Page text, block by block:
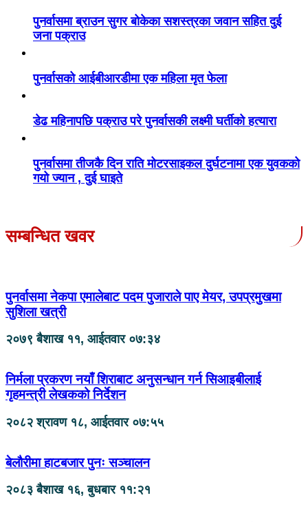
पुनर्वासमा ब्राउन सुगर बोकेका सशस्त्रका जवान सहित दुई
जना पक्राउ
पुनर्वासको आईबीआरडीमा एक महिला मृत फेला
डेढ महिनापछि पक्राउ परे पुनर्वासकी लक्ष्मी घर्तीको हत्यारा
पुनर्वासमा तीजकै दिन राति मोटरसाइकल दुर्घटनामा एक युवकको
गयो ज्यान , दुई घाइते
सम्बन्धित खवर
पुनर्वासमा नेकपा एमालेबाट पदम पुजाराले पाए मेयर, उपप्रमुखमा
सुशिला खत्री
२०७९ बैशाख ११, आईतवार ०७:३४
निर्मला प्रकरण नयाँ शिराबाट अनुसन्धान गर्न सिआइबीलाई
गृहमन्त्री लेखकको निर्देशन
२०८२ श्रावण १८, आईतवार ०७:५५
बेलौरीमा हाटबजार पुनः सञ्चालन
२०८३ बैशाख १६, बुधबार ११:२१